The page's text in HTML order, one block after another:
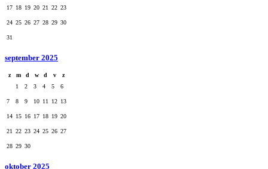
17 18 19 20 21 22 23
24 25 26 27 28 29 30
31
september 2025
z m d w d v
z
1
2 3 4 5 6
7 8 9 10 11 12 13
14 15 16 17 18 19 20
21 22 23 24 25 26 27
28 29 30
oktober 2025